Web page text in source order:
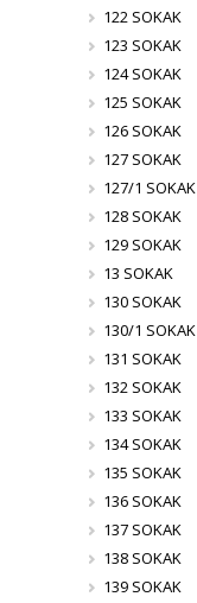
122 SOKAK
123 SOKAK
124 SOKAK
125 SOKAK
126 SOKAK
127 SOKAK
127/1 SOKAK
128 SOKAK
129 SOKAK
13 SOKAK
130 SOKAK
130/1 SOKAK
131 SOKAK
132 SOKAK
133 SOKAK
134 SOKAK
135 SOKAK
136 SOKAK
137 SOKAK
138 SOKAK
139 SOKAK